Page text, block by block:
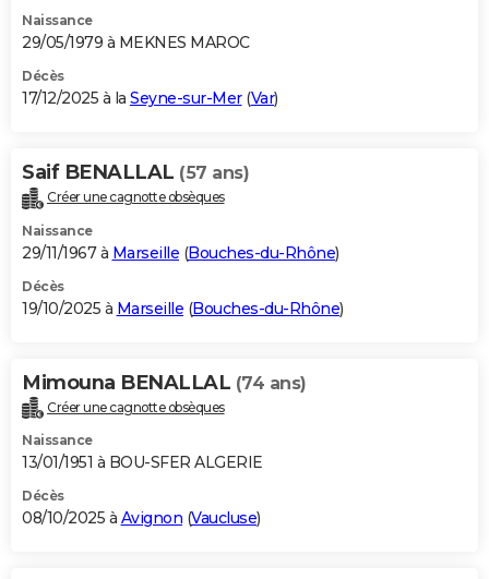
Naissance
29/05/1979 à MEKNES MAROC
Décès
17/12/2025 à la Seyne-sur-Mer(Var)
Saif BENALLAL (57 ans)
Créer une cagnotte obsèques
Naissance
29/11/1967 à Marseille (Bouches-du-Rhône)
Décès
19/10/2025 à Marseille (Bouches-du-Rhône)
Mimouna BENALLAL (74 ans)
Créer une cagnotte obsèques
Naissance
13/01/1951 à BOU-SFER ALGERIE
Décès
08/10/2025 à Avignon (Vaucluse)